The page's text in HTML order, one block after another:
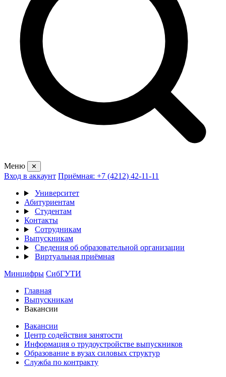
Меню ✕
Вход в аккаунт Приёмная: +7 (4212) 42-11-11
Университет
Абитуриентам
Студентам
Контакты
Сотрудникам
Выпускникам
Сведения об образовательной организации
Виртуальная приёмная
Минцифры СибГУТИ
Главная
Выпускникам
Вакансии
Вакансии
Центр содействия занятости
Информация о трудоустройстве выпускников
Образование в вузах силовых структур
Служба по контракту